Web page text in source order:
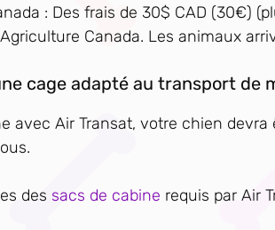
: Des frais de 30$ CAD (30€)
Canada. Les animaux
cage adapté au transport de
avec Air Transat, votre chien
des sacs de cabine requis par Air